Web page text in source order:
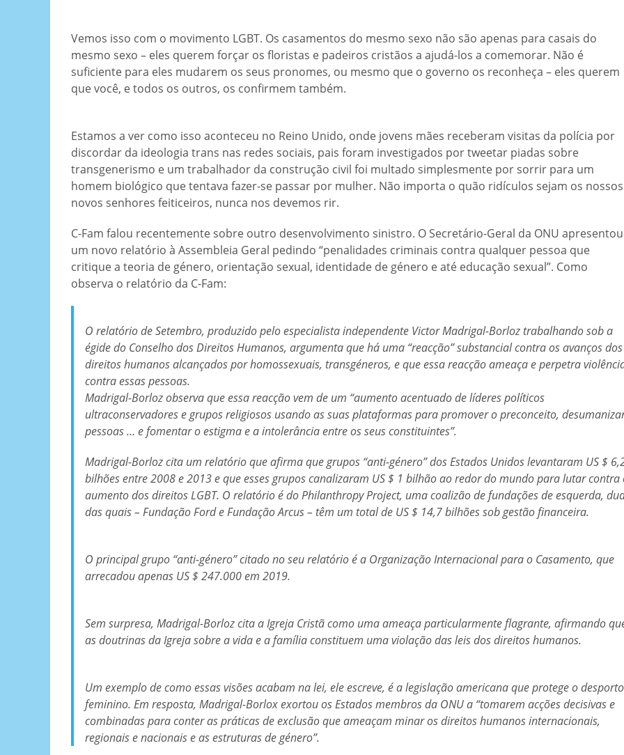
Vemos isso com o movimento LGBT. Os casamentos do mesmo sexo não são apenas para casais do
mesmo sexo – eles querem forçar os floristas e padeiros cristãos a ajudá-los a comemorar. Não é
suficiente para eles mudarem os seus pronomes, ou mesmo que o governo os reconheça – eles querem
que você, e todos os outros, os confirmem também.
Estamos a ver como isso aconteceu no Reino Unido, onde jovens mães receberam visitas da polícia por
discordar da ideologia trans nas redes sociais, pais foram investigados por tweetar piadas sobre
transgenerismo e um trabalhador da construção civil foi multado simplesmente por sorrir para um
homem biológico que tentava fazer-se passar por mulher. Não importa o quão ridículos sejam os nossos
novos senhores feiticeiros, nunca nos devemos rir.
C-Fam falou recentemente sobre outro desenvolvimento sinistro. O Secretário-Geral da ONU apresentou
um novo relatório à Assembleia Geral pedindo “penalidades criminais contra qualquer pessoa que
critique a teoria de género, orientação sexual, identidade de género e até educação sexual”. Como
observa o relatório da C-Fam:
O relatório de Setembro, produzido pelo especialista independente Victor Madrigal-Borloz trabalhando sob a
égide do Conselho dos Direitos Humanos, argumenta que há uma “reacção” substancial contra os avanços dos
direitos humanos alcançados por homossexuais, transgéneros, e que essa reacção ameaça e perpetra
contra essas pessoas.
Madrigal-Borloz observa que essa reacção vem de um “aumento acentuado de líderes políticos
ultraconservadores e grupos religiosos usando as suas plataformas para promover o preconceito,
pessoas … e fomentar o estigma e a intolerância entre os seus constituintes”.
Madrigal-Borloz cita um relatório que afirma que grupos “anti-género” dos Estados Unidos levantaram US $
bilhões entre 2008 e 2013 e que esses grupos canalizaram US $ 1 bilhão ao redor do mundo para lutar contra
aumento dos direitos LGBT. O relatório é do Philanthropy Project, uma coalizão de fundações de esquerda,
das quais – Fundação Ford e Fundação Arcus – têm um total de US $ 14,7 bilhões sob gestão financeira.
O principal grupo “anti-género” citado no seu relatório é a Organização Internacional para o Casamento, que
arrecadou apenas US $ 247.000 em 2019.
Sem surpresa, Madrigal-Borloz cita a Igreja Cristã como uma ameaça particularmente flagrante, afirmando
as doutrinas da Igreja sobre a vida e a família constituem uma violação das leis dos direitos humanos.
Um exemplo de como essas visões acabam na lei, ele escreve, é a legislação americana que protege o desporto
feminino. Em resposta, Madrigal-Borlox exortou os Estados membros da ONU a “tomarem acções decisivas e
combinadas para conter as práticas de exclusão que ameaçam minar os direitos humanos internacionais,
regionais e nacionais e as estruturas de género”.